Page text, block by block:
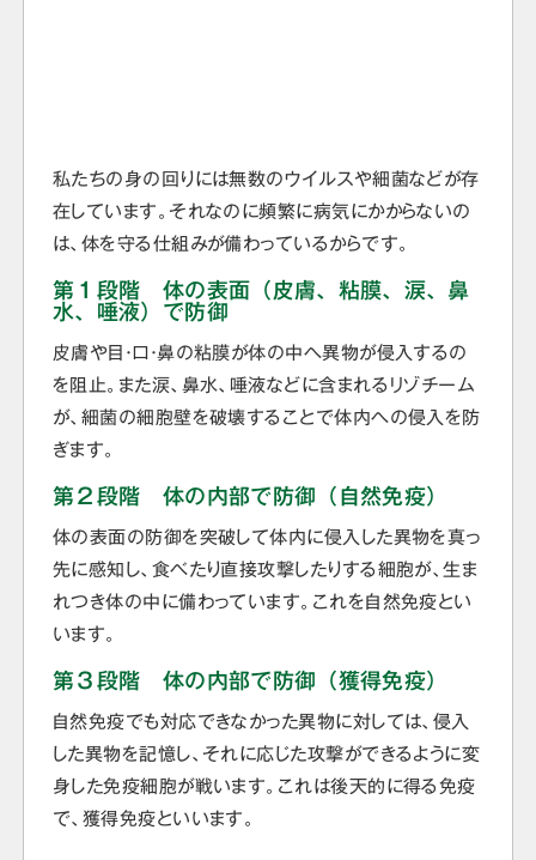
私たちの身の回りには無数のウイルスや細菌などが存
在しています。それなのに頻繁に病気にかからないの
は、体を守る仕組みが備わっているからです。
第１段階 体の表面（皮膚、粘膜、涙、鼻
水、唾液）で防御
皮膚や目・口・鼻の粘膜が体の中へ異物が侵入するの
を阻止。また涙、鼻水、唾液などに含まれるリゾチーム
が、細菌の細胞壁を破壊することで体内への侵入を防
ぎます。
第２段階 体の内部で防御（自然免疫）
体の表面の防御を突破して体内に侵入した異物を真っ
先に感知し、食べたり直接攻撃したりする細胞が、生ま
れつき体の中に備わっています。これを自然免疫とい
います。
第３段階 体の内部で防御（獲得免疫）
自然免疫でも対応できなかった異物に対しては、侵入
した異物を記憶し、それに応じた攻撃ができるように変
身した免疫細胞が戦います。これは後天的に得る免疫
で、獲得免疫といいます。